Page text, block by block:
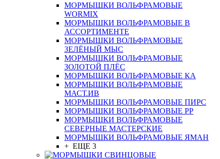
МОРМЫШКИ ВОЛЬФРАМОВЫЕ
WORMIX
МОРМЫШКИ ВОЛЬФРАМОВЫЕ В
АССОРТИМЕНТЕ
МОРМЫШКИ ВОЛЬФРАМОВЫЕ
ЗЕЛЁНЫЙ МЫС
МОРМЫШКИ ВОЛЬФРАМОВЫЕ
ЗОЛОТОЙ ПЛЁС
МОРМЫШКИ ВОЛЬФРАМОВЫЕ КА
МОРМЫШКИ ВОЛЬФРАМОВЫЕ
МАСТ.ИВ
МОРМЫШКИ ВОЛЬФРАМОВЫЕ ПИРС
МОРМЫШКИ ВОЛЬФРАМОВЫЕ РР
МОРМЫШКИ ВОЛЬФРАМОВЫЕ
СЕВЕРНЫЕ МАСТЕРСКИЕ
МОРМЫШКИ ВОЛЬФРАМОВЫЕ ЯМАН
+ ЕЩЕ 3